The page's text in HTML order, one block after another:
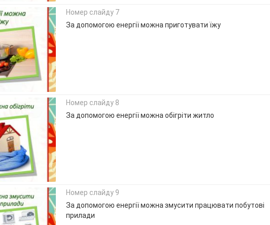
Номер слайду 7
За допомогою енергії можна приготувати їжу
Номер слайду 8
За допомогою енергії можна обігріти житло
Номер слайду 9
За допомогою енергії можна змусити працювати побутові
прилади